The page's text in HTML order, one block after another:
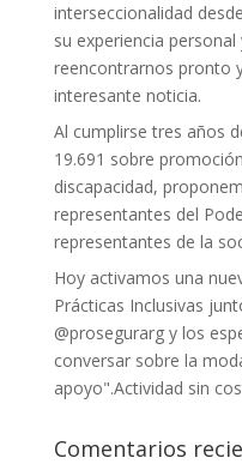
interseccionalidad
su experiencia personal
reencontrarnos pronto
interesante noticia.
Al cumplirse tres años
19.691 sobre
discapacidad,
representantes del
representantes de la
Hoy activamos una
Prácticas Inclusivas
@prosegurarg y los
conversar sobre la
apoyo".Actividad sin
Comentarios